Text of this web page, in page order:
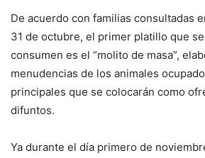
De acuerdo con familias consultadas
31 de octubre, el primer platillo que
consumen es el “molito de masa”,
menudencias de los animales
principales que se colocarán como
difuntos.
Ya durante el día primero de